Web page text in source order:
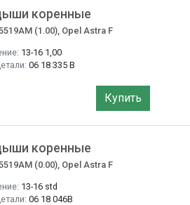
коренные
(1.00), Opel Astra F
13-16 1,00
06 18 335 B
Купить
коренные
(0.00), Opel Astra F
13-16 std
06 18 046B